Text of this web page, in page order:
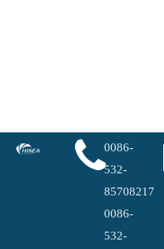
0086-
532-
85708217
0086-
532-